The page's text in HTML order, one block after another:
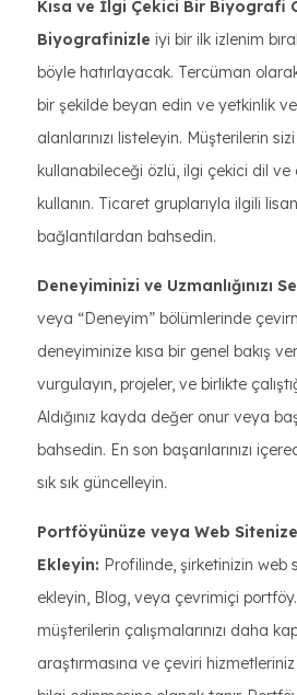
Kısa ve İlgi Çekici Bir Biyografi
Biyografinizle iyi bir ilk izlenim
böyle hatırlayacak. Tercüman
bir şekilde beyan edin ve yetkinlik
alanlarınızı listeleyin. Müşterilerin
kullanabileceği özlü, ilgi çekici dil
kullanın. Ticaret gruplarıyla ilgili
bağlantılardan bahsedin.
Deneyiminizi ve Uzmanlığınızı
veya “Deneyim” bölümlerinde
deneyiminize kısa bir genel bakış
vurgulayın, projeler, ve birlikte
Aldığınız kayda değer onur veya
bahsedin. En son başarılarınızı
sık sık güncelleyin.
Portföyünüze veya Web
Ekleyin: Profilinde, şirketinizin web
ekleyin, Blog, veya çevrimiçi
müşterilerin çalışmalarınızı daha
araştırmasına ve çeviri